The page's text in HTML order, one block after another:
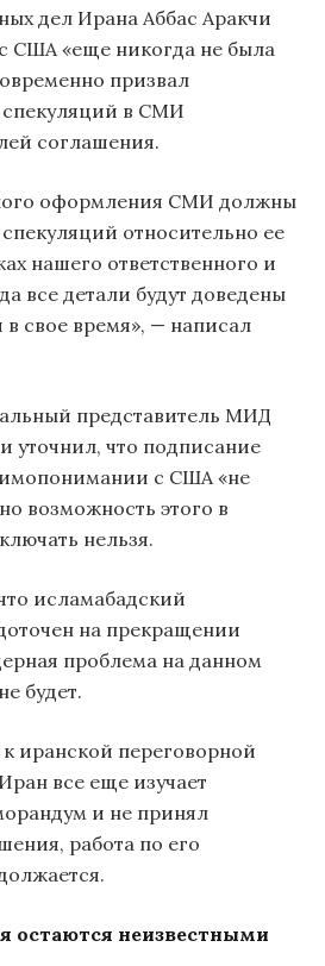
дел Ирана Аббас Аракчи
США «еще никогда не была
призвал
спекуляций в СМИ
соглашения.
оформления СМИ должны
относительно ее
нашего ответственного и
все детали будут доведены
свое время», — написал
представитель МИД
уточнил, что подписание
с США «не
возможность этого в
нельзя.
исламабадский
на прекращении
проблема на данном
будет.
иранской переговорной
все еще изучает
и не принял
работа по его
остаются неизвестными